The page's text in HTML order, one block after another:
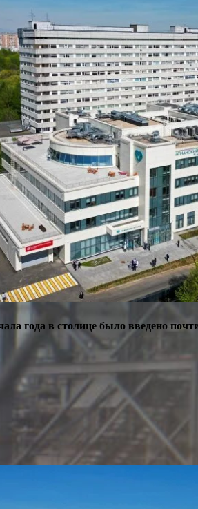
года в столице было введено